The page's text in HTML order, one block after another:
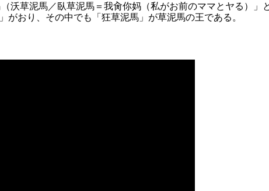
沃草泥馬／臥草泥馬＝我肏你妈（私がお前のママとヤる）」
がおり、その中でも「狂草泥馬」が草泥馬の王である。